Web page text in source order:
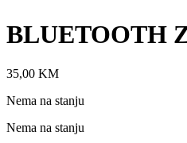
BLUETOOTH
35,00 KM
Nema na stanju
Nema na stanju